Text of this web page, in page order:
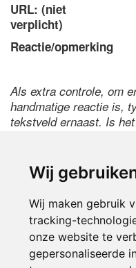
Wij
Wij maken gebruik
tracking-
onze website te
gepersonaliseerde
URL: (niet
verplicht)
Reactie/opmerking
Als extra controle, om
handmatige reactie is,
tekstveld ernaast. Is